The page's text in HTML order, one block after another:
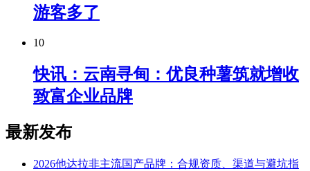
游客多了
10
快讯：云南寻甸：优良种薯筑就增收
致富企业品牌
最新发布
2026他达拉非主流国产品牌：合规资质、渠道与避坑指